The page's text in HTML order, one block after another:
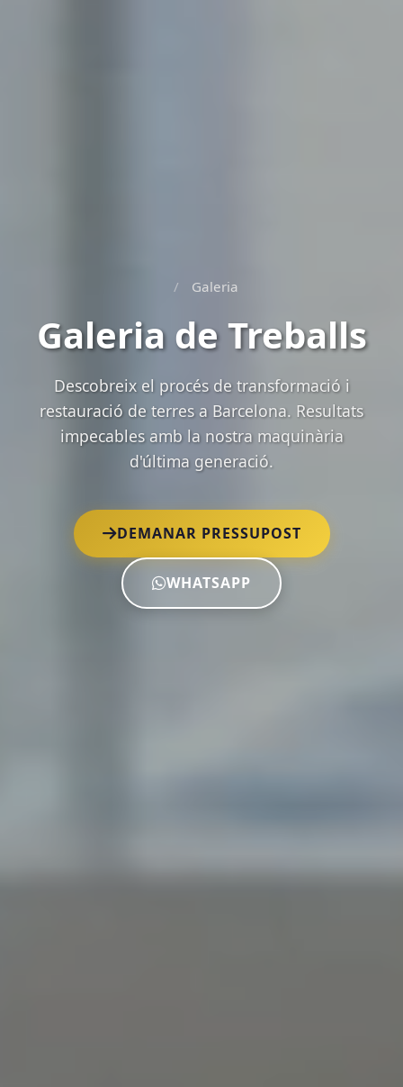
/ Galeria
Galeria de Treballs
Descobreix el procés de transformació i
restauració de terres a Barcelona. Resultats
impecables amb la nostra maquinària
d'última generació.
DEMANAR PRESSUPOST
WHATSAPP